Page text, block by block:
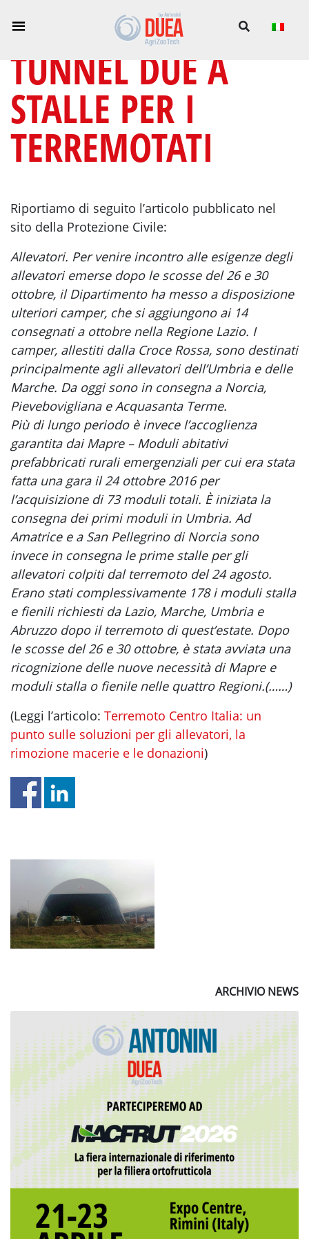
TUNNEL DUE A
STALLE PER I
TERREMOTATI
Riportiamo di seguito l’articolo pubblicato nel
sito della Protezione Civile:
Allevatori. Per venire incontro alle esigenze degli
allevatori emerse dopo le scosse del 26 e 30
ottobre, il Dipartimento ha messo a disposizione
ulteriori camper, che si aggiungono ai 14
consegnati a ottobre nella Regione Lazio. I
camper, allestiti dalla Croce Rossa, sono destinati
principalmente agli allevatori dell’Umbria e delle
Marche. Da oggi sono in consegna a Norcia,
Pievebovigliana e Acquasanta Terme.
Più di lungo periodo è invece l’accoglienza
garantita dai Mapre – Moduli abitativi
prefabbricati rurali emergenziali per cui era stata
fatta una gara il 24 ottobre 2016 per
l’acquisizione di 73 moduli totali. È iniziata la
consegna dei primi moduli in Umbria. Ad
Amatrice e a San Pellegrino di Norcia sono
invece in consegna le prime stalle per gli
allevatori colpiti dal terremoto del 24 agosto.
Erano stati complessivamente 178 i moduli stalla
e fienili richiesti da Lazio, Marche, Umbria e
Abruzzo dopo il terremoto di quest’estate. Dopo
le scosse del 26 e 30 ottobre, è stata avviata una
ricognizione delle nuove necessità di Mapre e
moduli stalla o fienile nelle quattro Regioni.(……)
(Leggi l’articolo: Terremoto Centro Italia: un
punto sulle soluzioni per gli allevatori, la
rimozione macerie e le donazioni)
ARCHIVIO NEWS